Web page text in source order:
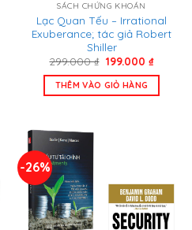
SÁCH CHỨNG KHOÁN
Lạc Quan Tếu – Irrational
Exuberance; tác giả Robert
Shiller
299.000₫ Giá
là:
299.000 ₫.
199.000 ₫Giá
tại
THÊM VÀO GIỎ HÀNG
-26%